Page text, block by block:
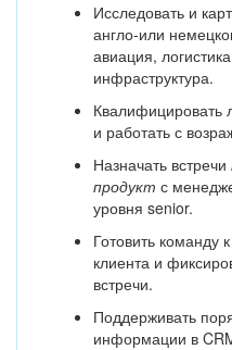
Исследовать и
англо-или
авиация,
инфраструктура.
Квалифицировать
и работать с
Назначать встречи
продукт с
уровня senior.
Готовить команду
клиента и
встречи.
Поддерживать
информации в